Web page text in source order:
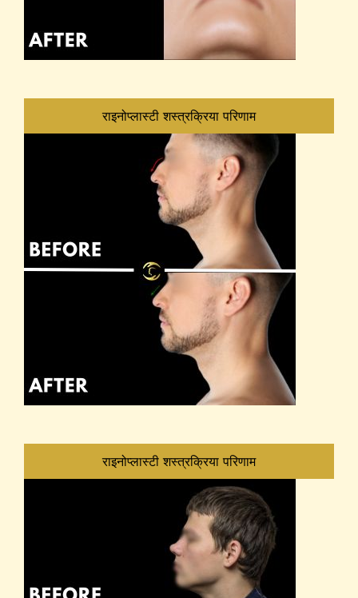
राइनोप्लास्टी शस्त्रक्रिया परिणाम
राइनोप्लास्टी शस्त्रक्रिया परिणाम